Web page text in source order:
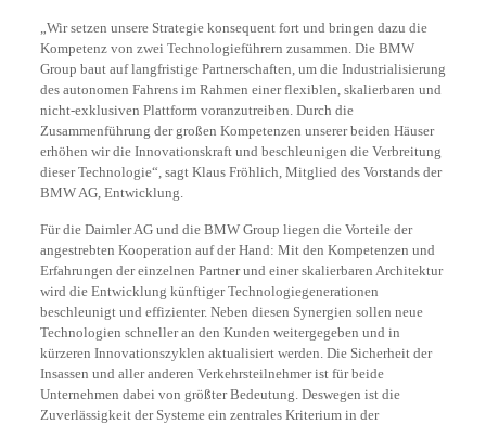
„Wir setzen unsere Strategie konsequent fort und bringen dazu die
Kompetenz von zwei Technologieführern zusammen. Die BMW
Group baut auf langfristige Partnerschaften, um die Industrialisierung
des autonomen Fahrens im Rahmen einer flexiblen, skalierbaren und
nicht-exklusiven Plattform voranzutreiben. Durch die
Zusammenführung der großen Kompetenzen unserer beiden Häuser
erhöhen wir die Innovationskraft und beschleunigen die Verbreitung
dieser Technologie“, sagt Klaus Fröhlich, Mitglied des Vorstands der
BMW AG, Entwicklung.
Für die Daimler AG und die BMW Group liegen die Vorteile der
angestrebten Kooperation auf der Hand: Mit den Kompetenzen und
Erfahrungen der einzelnen Partner und einer skalierbaren Architektur
wird die Entwicklung künftiger Technologiegenerationen
beschleunigt und effizienter. Neben diesen Synergien sollen neue
Technologien schneller an den Kunden weitergegeben und in
kürzeren Innovationszyklen aktualisiert werden. Die Sicherheit der
Insassen und aller anderen Verkehrsteilnehmer ist für beide
Unternehmen dabei von größter Bedeutung. Deswegen ist die
Zuverlässigkeit der Systeme ein zentrales Kriterium in der